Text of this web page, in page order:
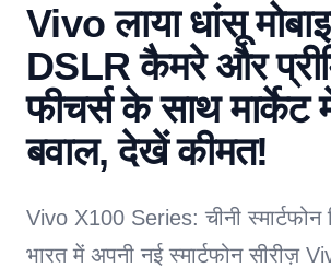
Vivo लाया धांसू
DSLR कैमरे और
फीचर्स के साथ मार्केट
बवाल, देखें कीमत!
Vivo X100 Series: चीनी स्मार्टफोन
भारत में अपनी नई स्मार्टफोन सीरीज़